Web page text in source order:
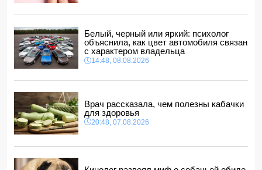
В Баку обнаружено и изъято около 30 кг наркотиков
Магдалена Гроно: Лидеры Азербайджана и Армении
открыли путь к прочному и необратимому миру
20:00, 08.08.2026
реализации проекта TRIPP
18:48, 08.08.2026
Белый, черный или яркий: психолог
объяснила, как цвет автомобиля связан
с характером владельца
14:48, 08.08.2026
Врач рассказала, чем полезны кабачки
для здоровья
20:48, 07.08.2026